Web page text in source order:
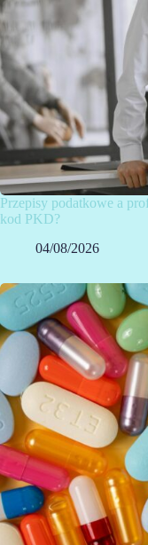
Przepisy podatkowe a
kod PKD?
04/08/2026